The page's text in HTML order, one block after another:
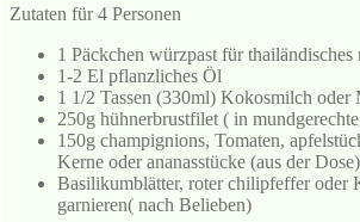
Zutaten für 4 Personen
1 Päckchen würzpast für thailändisches
1-2 El pflanzliches Öl
1 1/2 Tassen (330ml) Kokosmilch oder
250g hühnerbrustfilet ( in
150g champignions, Tomaten,
Kerne oder ananasstücke (aus der Dose)
Basilikumblätter, roter chilipfeffer oder
garnieren( nach Belieben)